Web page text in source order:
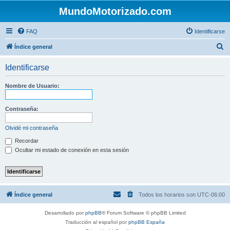
MundoMotorizado.com
FAQ Identificarse
Índice general
Identificarse
Nombre de Usuario:
Contraseña:
Olvidé mi contraseña
Recordar
Ocultar mi estado de conexión en esta sesión
Índice general Todos los horarios son UTC-06:00
Desarrollado porphpBB® Forum Software © phpBB Limited
Traducción al español porphpBB España